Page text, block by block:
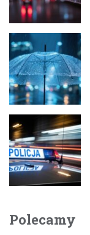
Polecamy